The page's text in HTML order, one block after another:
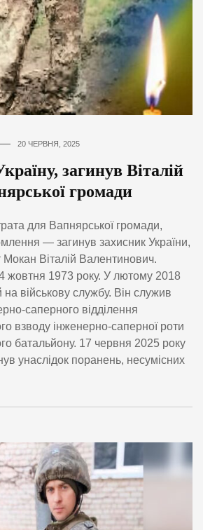
20 ЧЕРВНЯ, 2025
загинув Віталій
громади
для Вапнярської громади,
— загинув захисник України,
Віталій Валентинович.
жовтня 1973 року. У лютому 2018
військову службу. Він служив
саперного відділення
взводу інженерно-саперної роти
батальйону. 17 червня 2025 року
унаслідок поранень, несумісних